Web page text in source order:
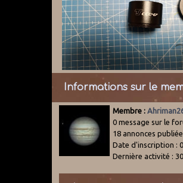
Informations sur le
Membre :
0 message sur le
18 annonces
Date d'inscription :
Dernière activité :